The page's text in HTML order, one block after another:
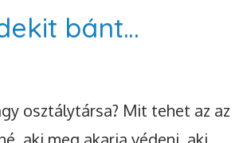
bánt…
osztálytársa? Mit tehet az az